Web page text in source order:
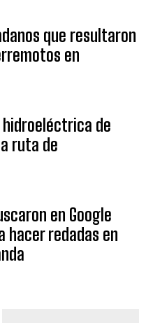
que resultaron
en
hidroeléctrica de
ruta de
en Google
hacer redadas en